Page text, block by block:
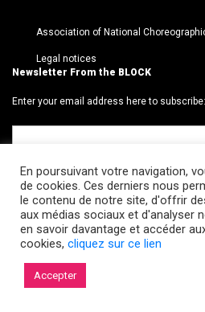
Association of National
Legal notices
Newsletter From the BLOCK
Enter your email address here to subscribe:
© 2026 Le BLOCK · CCNR.
En poursuivant votre navigation,
de cookies. Ces derniers nous
le contenu de notre site, d'offrir
aux médias sociaux et d'analyser
en savoir davantage et accéder
cookies, cliquez sur ce lien
Accepter